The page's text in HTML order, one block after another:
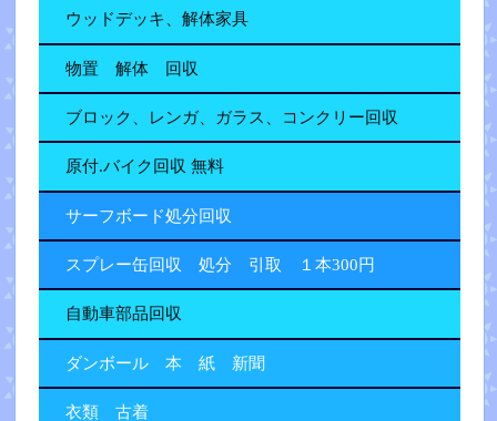
ウッドデッキ、解体家具
物置 解体 回収
ブロック、レンガ、ガラス、コンクリー回収
原付.バイク回収 無料
サーフボード処分回収
スプレー缶回収 処分 引取 １本300円
自動車部品回収
ダンボール 本 紙 新聞
衣類 古着